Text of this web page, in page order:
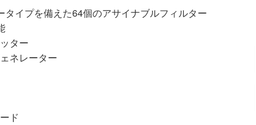
イプを備えた64個のアサイナブルフィルター
ター
ネレーター
ド